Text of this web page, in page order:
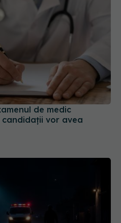
de medic
candidații vor avea